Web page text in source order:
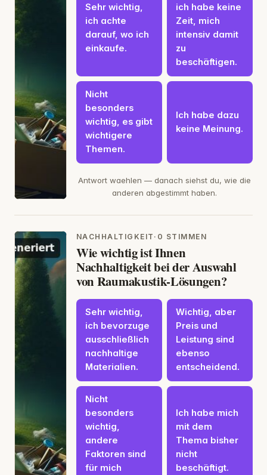
Sehr wichtig,
ich achte
darauf, wo ich
einkaufe.
ich habe keine
Zeit, mich
intensiv damit
zu
beschäftigen.
Nicht
besonders
wichtig, es gibt
wichtigere
Themen.
Ich habe dazu
keine Meinung.
Antwort waehlen — danach siehst du, wie die
anderen abgestimmt haben.
NACHHALTIGKEIT · 0 STIMMEN
Wie wichtig ist Ihnen
Nachhaltigkeit bei der Auswahl
von Raumakustik-Lösungen?
Sehr wichtig,
ich bevorzuge
ausschließlich
nachhaltige
Materialien.
Wichtig, aber
Preis und
Leistung sind
ebenso
entscheidend.
Nicht
besonders
wichtig,
andere
Faktoren sind
für mich
Ich habe mich
mit dem
Thema bisher
nicht
beschäftigt.